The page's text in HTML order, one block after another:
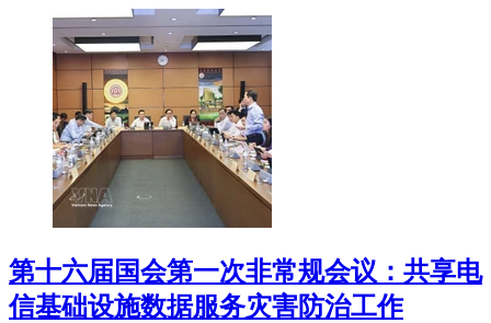
第十六届国会第一次非常规会议：共享电
信基础设施数据服务灾害防治工作